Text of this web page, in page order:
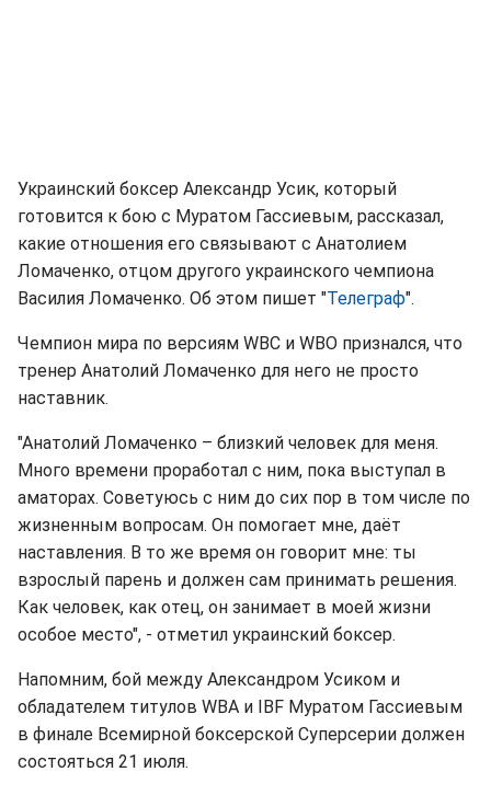
Украинский боксер Александр Усик, который
готовится к бою с Муратом Гассиевым, рассказал,
какие отношения его связывают с Анатолием
Ломаченко, отцом другого украинского чемпиона
Василия Ломаченко. Об этом пишет "Телеграф".
Чемпион мира по версиям WBC и WBO признался, что
тренер Анатолий Ломаченко для него не просто
наставник.
"Анатолий Ломаченко – близкий человек для меня.
Много времени проработал с ним, пока выступал в
аматорах. Советуюсь с ним до сих пор в том числе по
жизненным вопросам. Он помогает мне, даёт
наставления. В то же время он говорит мне: ты
взрослый парень и должен сам принимать решения.
Как человек, как отец, он занимает в моей жизни
особое место", - отметил украинский боксер.
Напомним, бой между Александром Усиком и
обладателем титулов WBA и IBF Муратом Гассиевым
в финале Всемирной боксерской Суперсерии должен
состояться 21 июля.